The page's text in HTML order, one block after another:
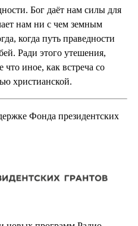
Бог даёт нам силы для
нам ни с чем земным
когда путь праведности
Ради этого утешения,
что иное, как встреча со
христианской.
Фонда президентских